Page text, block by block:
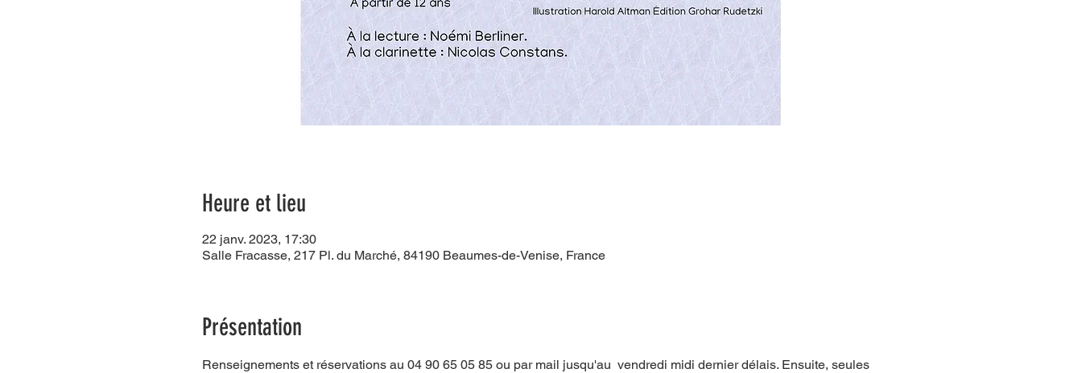
Heure et lieu
22 janv. 2023, 17:30
Salle Fracasse, 217 Pl. du Marché, 84190 Beaumes-de-Venise, France
Présentation
Renseignements et réservations au 04 90 65 05 85 ou par mail jusqu'au  vendredi midi dernier délais. Ensuite, seules